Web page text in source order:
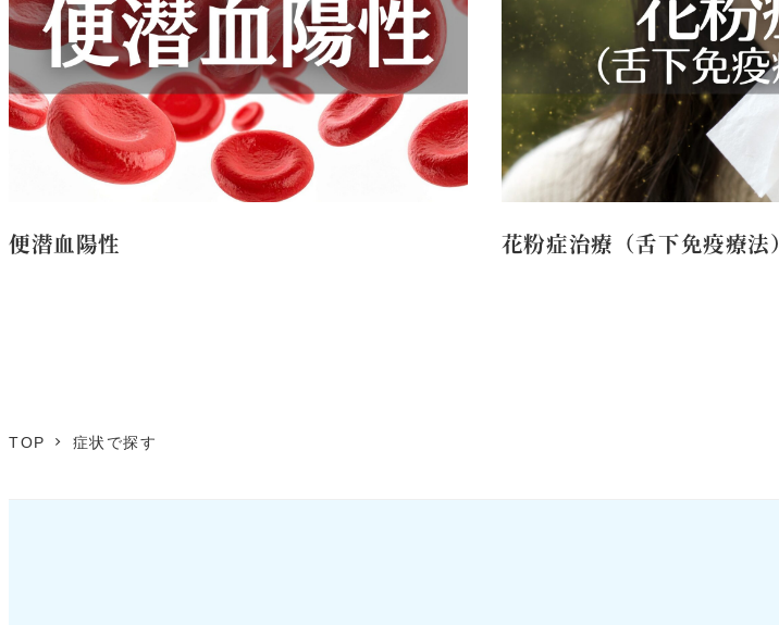
便潜血陽性 花粉症治療（舌下免疫療法）
TOP 症状で探す